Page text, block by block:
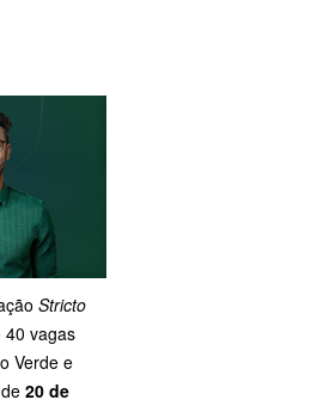
Stricto
40 vagas
Verde e
20 de